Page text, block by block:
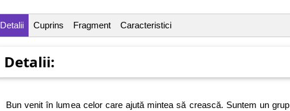
Detalii Cuprins Fragment Caracteristici
Detalii:
Bun venit în lumea celor care ajută mintea să crească. Suntem un grup